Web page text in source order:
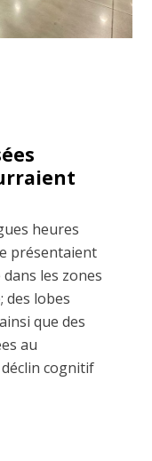
heures
présentaient
les zones
des lobes
que des
au
cognitif